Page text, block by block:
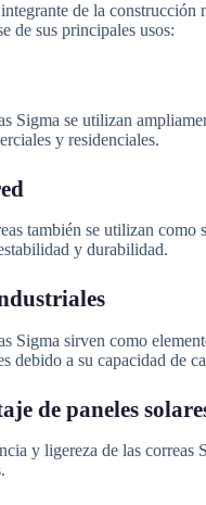
de la
de sus principales usos:
Sigma se utilizan
y residenciales.
también se utilizan como
y durabilidad.
Sigma sirven como
debido a su capacidad de
de paneles
y ligereza de las correas